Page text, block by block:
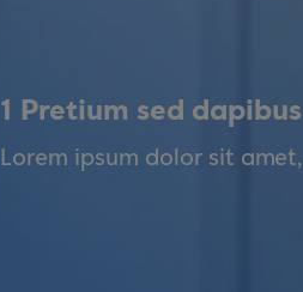
1 Pretium sed dapibus
Lorem ipsum dolor sit amet,